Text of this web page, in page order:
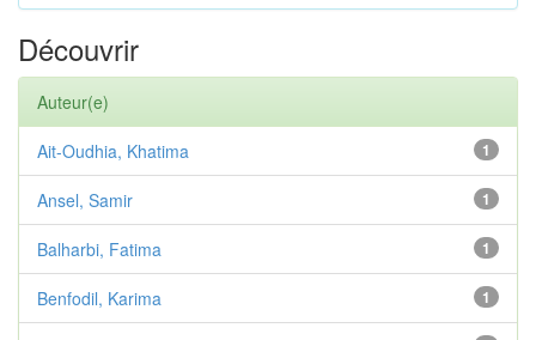
Découvrir
Auteur(e)
1
Ait-Oudhia, Khatima
1
Ansel, Samir
1
Balharbi, Fatima
1
Benfodil, Karima